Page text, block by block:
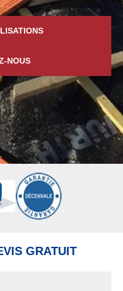
NOUS
GRATUIT